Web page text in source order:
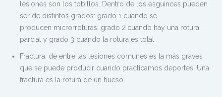
lesiones son los tobillos. Dentro de los esguinces pueden
ser de distintos grados: grado 1 cuando se
producen microrroturas; grado 2 cuando hay una rotura
parcial y grado 3 cuando la rotura es total.
Fractura: de entre las lesiones comunes es la más graves
que se puede producir cuando practicamos deportes. Una
fractura es la rotura de un hueso.